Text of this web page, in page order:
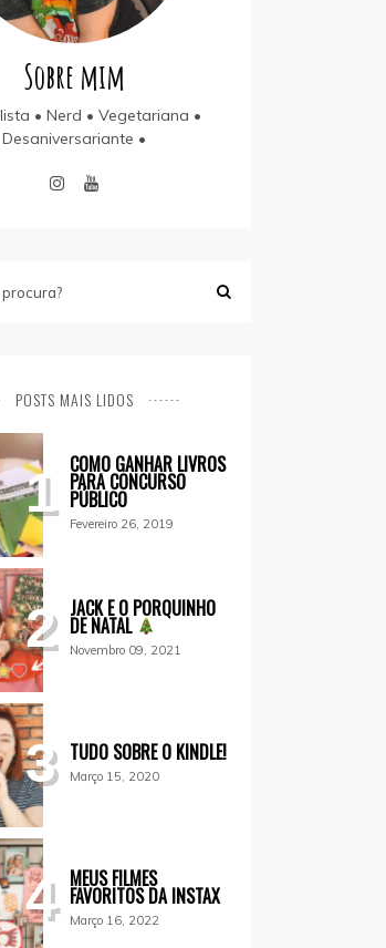
Sobre mim
• Nerd • Vegetariana •
Desaniversariante •
POSTS MAIS LIDOS
1 COMO GANHAR LIVROS
PARA CONCURSO
PÚBLICO
Fevereiro 26, 2019
2 JACK E O PORQUINHO
DE NATAL
Novembro 09, 2021
3 TUDO SOBRE O KINDLE!
Março 15, 2020
4 MEUS FILMES
FAVORITOS DA INSTAX
Março 16, 2022